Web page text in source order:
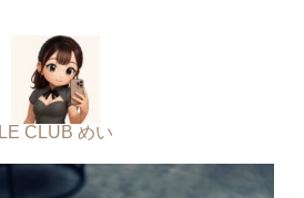
LE CLUB めい